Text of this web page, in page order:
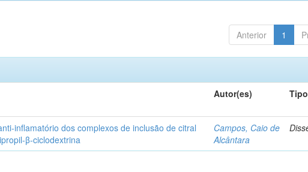
Anterior 1
Autor(es) Tipo
inflamatório dos complexos de inclusão de citral
β-ciclodextrina
Campos, Caio de
Alcântara